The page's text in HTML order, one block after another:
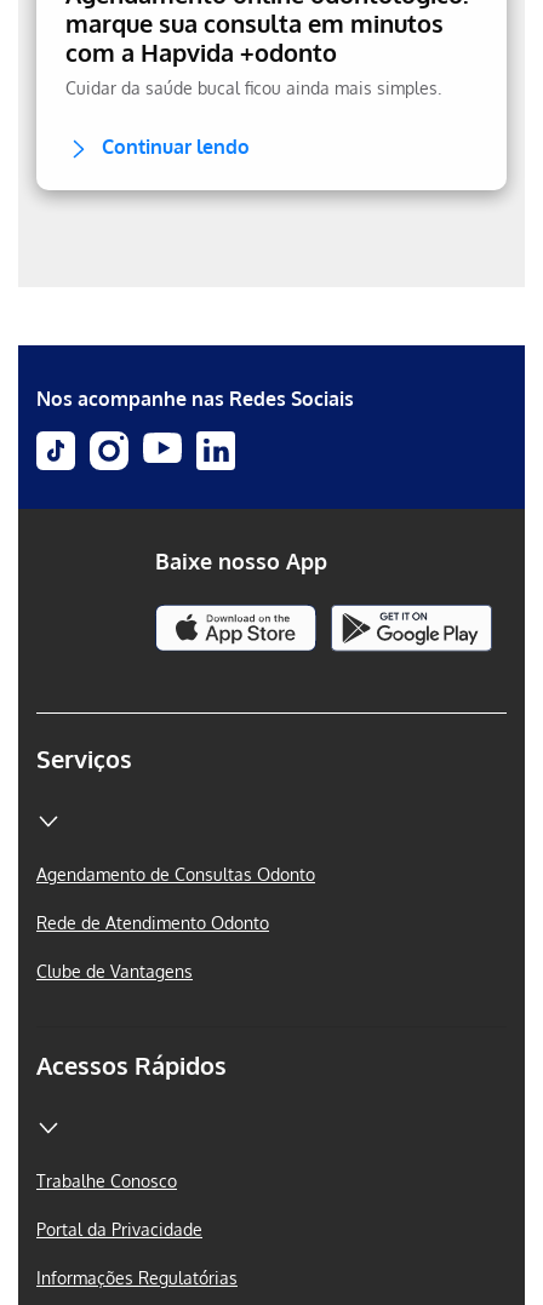
marque sua consulta em minutos
com a Hapvida +odonto
Cuidar da saúde bucal ficou ainda mais simples.
Continuar lendo
Nos acompanhe nas Redes Sociais
Serviços
Agendamento de Consultas Odonto
Rede de Atendimento Odonto
Clube de Vantagens
Acessos Rápidos
Trabalhe Conosco
Portal da Privacidade
Informações Regulatórias
Baixe nosso App